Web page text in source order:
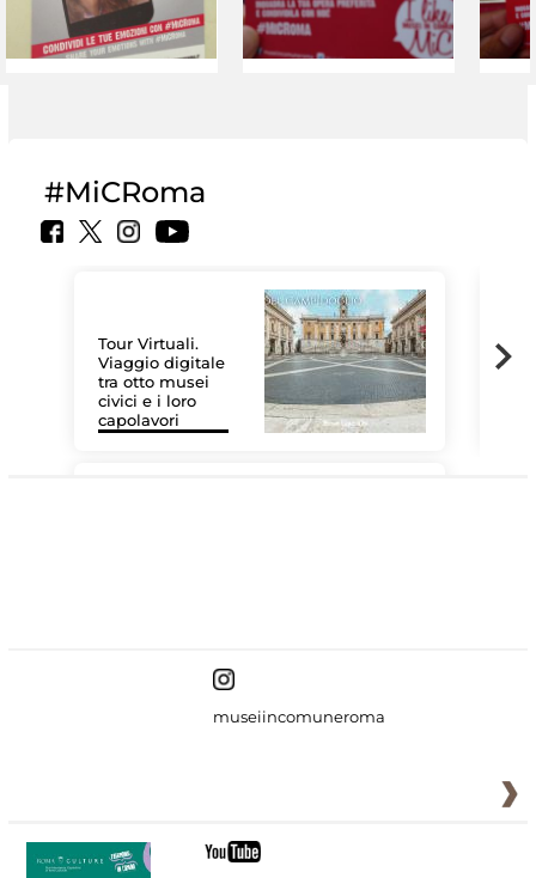
#MiCRoma
Tour Virtuali.
Viaggio digitale
tra otto musei
civici e i loro
capolavori
museiincomuneroma